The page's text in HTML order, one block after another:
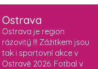
Ostrava
Ostrava je region
rázovitý !!! Zážitkem jsou
tak i sportovní akce v
Ostravě 2026. Fotbal v